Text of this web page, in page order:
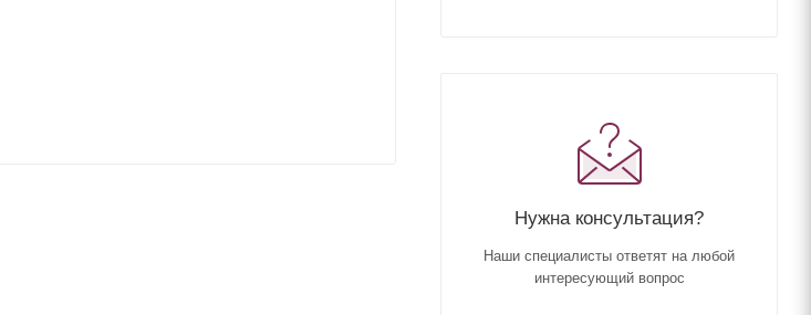
Нужна консультация?
Наши специалисты ответят на любой
интересующий вопрос